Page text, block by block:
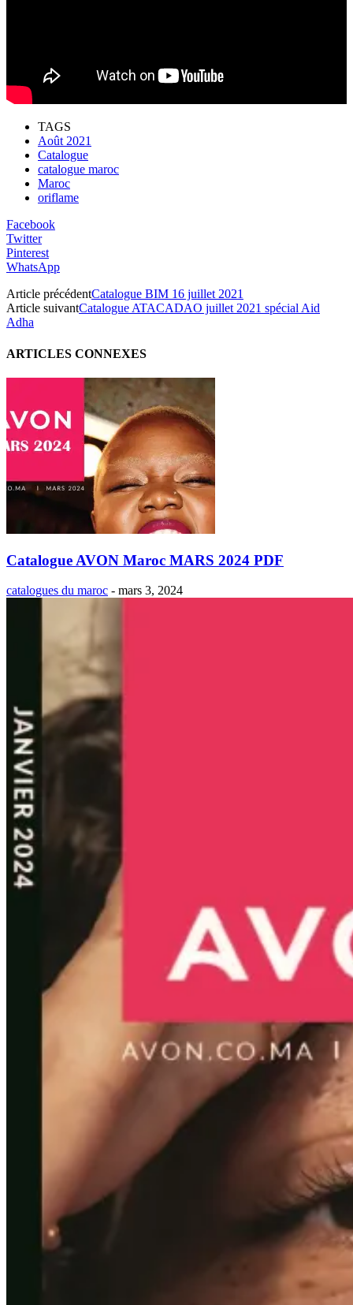
TAGS
Août 2021
Catalogue
catalogue maroc
Maroc
oriflame
Facebook
Twitter
Pinterest
WhatsApp
Article précédentCatalogue BIM 16 juillet 2021
Article suivantCatalogue ATACADAO juillet 2021 spécial Aid
Adha
ARTICLES CONNEXES
Catalogue AVON Maroc MARS 2024 PDF
catalogues du maroc - mars 3, 2024